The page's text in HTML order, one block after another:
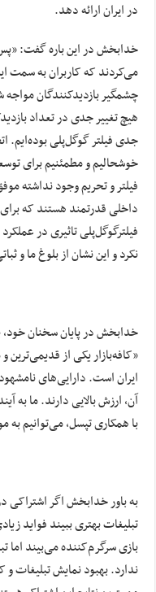
در ایران ارائه دهد.
خدابخش در این باره گفت: «پس
می‌کردند که کاربران به سمت
چشمگیر بازدیدکنندگان
هیچ تغییر جدی در تعداد
جدی فیلتر گوگل‌‌پلی بوده‌ایم.
خوشحالیم و مطمئنیم برای
فیلتر و تحریم وجود نداشته
داخلی قدرتمند هستند که
فیلترگوگل‌پلی تاثیری در
نکرد و این نشان از بلوغ ما و
خدابخش در پایان سخنان خود،
«کافه‌بازار یکی از قدیمی‌ترین
ایران است. دارایی‌های
آن، ارزش بالایی دارند. ما
با همکاری تپسل، می‌توانیم
به باور خدابخش اگر اشتراکی
تبلیغات بهتری ببیند فواید
بازی سرگرم‌کننده می‌بیند
ندارد. بهبود نمایش تبلیغات